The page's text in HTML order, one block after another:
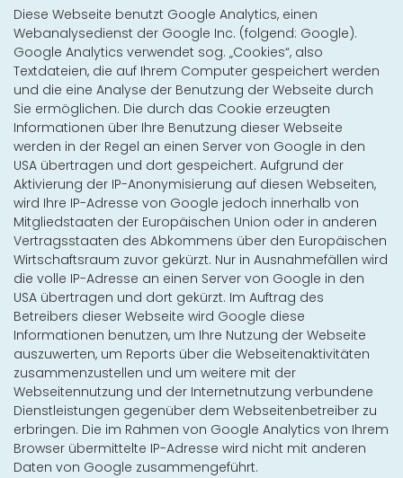
Diese Webseite benutzt Google Analytics, einen
Webanalysedienst der Google Inc. (folgend: Google).
Google Analytics verwendet sog. „Cookies“, also
Textdateien, die auf Ihrem Computer gespeichert werden
und die eine Analyse der Benutzung der Webseite durch
Sie ermöglichen. Die durch das Cookie erzeugten
Informationen über Ihre Benutzung dieser Webseite
werden in der Regel an einen Server von Google in den
USA übertragen und dort gespeichert. Aufgrund der
Aktivierung der IP-Anonymisierung auf diesen Webseiten,
wird Ihre IP-Adresse von Google jedoch innerhalb von
Mitgliedstaaten der Europäischen Union oder in anderen
Vertragsstaaten des Abkommens über den Europäischen
Wirtschaftsraum zuvor gekürzt. Nur in Ausnahmefällen wird
die volle IP-Adresse an einen Server von Google in den
USA übertragen und dort gekürzt. Im Auftrag des
Betreibers dieser Webseite wird Google diese
Informationen benutzen, um Ihre Nutzung der Webseite
auszuwerten, um Reports über die Webseitenaktivitäten
zusammenzustellen und um weitere mit der
Webseitennutzung und der Internetnutzung verbundene
Dienstleistungen gegenüber dem Webseitenbetreiber zu
erbringen. Die im Rahmen von Google Analytics von Ihrem
Browser übermittelte IP-Adresse wird nicht mit anderen
Daten von Google zusammengeführt.